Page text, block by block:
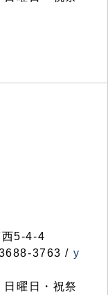
5-4-4
3763 / y
曜日・祝祭